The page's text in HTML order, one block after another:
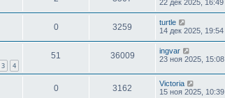
22 дек 2025, 16:49
0 3259
turtle
14 дек 2025, 19:54
3 4
51 36009
ingvar
23 ноя 2025, 15:08
0 3162
Victoria
15 ноя 2025, 10:39